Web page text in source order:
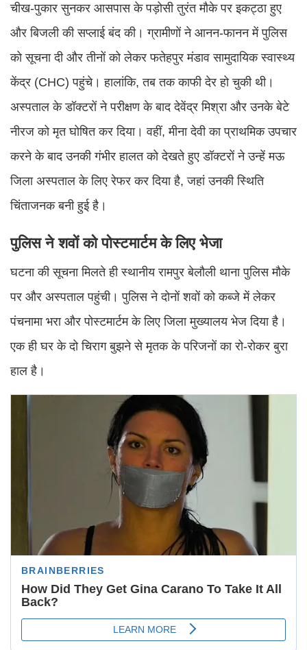
चीख-पुकार सुनकर आसपास के पड़ोसी तुरंत मौके पर इकट्ठा हुए
और बिजली की सप्लाई बंद की। ग्रामीणों ने आनन-फानन में पुलिस
को सूचना दी और तीनों को लेकर फतेहपुर मंडाव सामुदायिक स्वास्थ्य
केंद्र (CHC) पहुंचे। हालांकि, तब तक काफी देर हो चुकी थी।
अस्पताल के डॉक्टरों ने परीक्षण के बाद देवेंद्र मिश्रा और उनके बेटे
नीरज को मृत घोषित कर दिया। वहीं, मीना देवी का प्राथमिक उपचार
करने के बाद उनकी गंभीर हालत को देखते हुए डॉक्टरों ने उन्हें मऊ
जिला अस्पताल के लिए रेफर कर दिया है, जहां उनकी स्थिति
चिंताजनक बनी हुई है।
पुलिस ने शवों को पोस्टमार्टम के लिए भेजा
घटना की सूचना मिलते ही स्थानीय रामपुर बेलौली थाना पुलिस मौके
पर और अस्पताल पहुंची। पुलिस ने दोनों शवों को कब्जे में लेकर
पंचनामा भरा और पोस्टमार्टम के लिए जिला मुख्यालय भेज दिया है।
एक ही घर के दो चिराग बुझने से मृतक के परिजनों का रो-रोकर बुरा
हाल है।